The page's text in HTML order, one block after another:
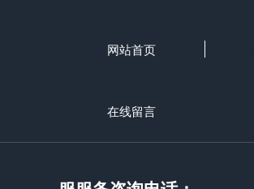
网站首页
在线留言